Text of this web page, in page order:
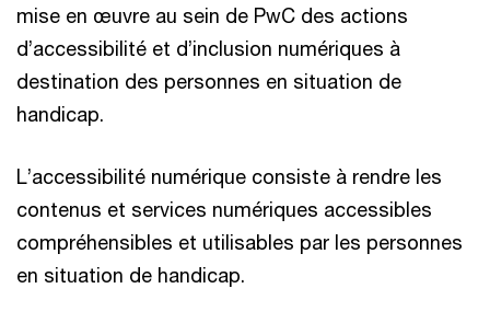
mise en œuvre au sein de PwC des actions
d’accessibilité et d’inclusion numériques à
destination des personnes en situation de
handicap.
L’accessibilité numérique consiste à rendre les
contenus et services numériques accessibles
compréhensibles et utilisables par les personnes
en situation de handicap.